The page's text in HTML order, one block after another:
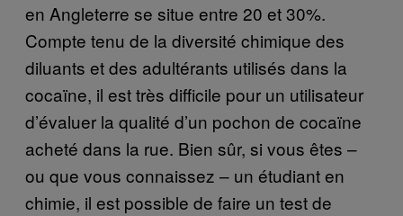
en Angleterre se situe entre 20 et 30%.
Compte tenu de la diversité chimique des
diluants et des adultérants utilisés dans la
cocaïne, il est très difficile pour un utilisateur
d’évaluer la qualité d’un pochon de cocaïne
acheté dans la rue. Bien sûr, si vous êtes –
ou que vous connaissez – un étudiant en
chimie, il est possible de faire un test de